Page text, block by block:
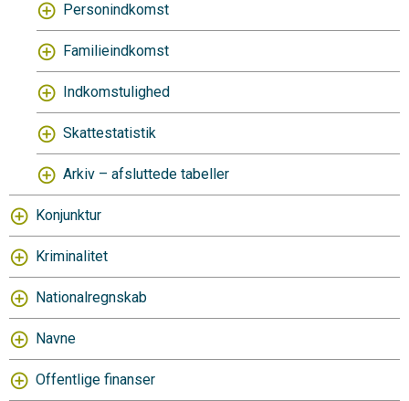
Personindkomst
Familieindkomst
Indkomstulighed
Skattestatistik
Arkiv – afsluttede tabeller
Konjunktur
Kriminalitet
Nationalregnskab
Navne
Offentlige finanser